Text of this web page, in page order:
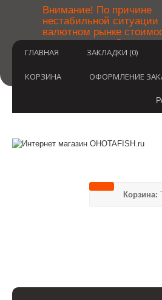
Внимание! По причине
нестабильной ситуации
валютном рынке
товаров может быть
после оформления
неудобства.
ГЛАВНАЯ ЗАКЛАДКИ (0)
КОРЗИНА ОФОРМЛЕНИЕ
Корзина: